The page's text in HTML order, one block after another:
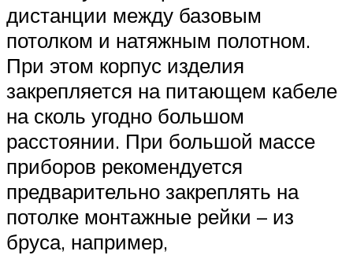
дистанции между базовым
потолком и натяжным полотном.
При этом корпус изделия
закрепляется на питающем кабеле
на сколь угодно большом
расстоянии. При большой массе
приборов рекомендуется
предварительно закреплять на
потолке монтажные рейки – из
бруса, например,